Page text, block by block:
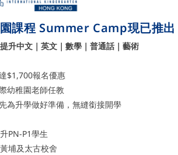
古校舍
下 (港鐵太古站E2出口)
黃埔校舍
坊低層地下LG01, 01A ,01B舖及高層地
黃埔站A出口)
vc_row]
課程 Summer Camp現已推
升中文｜英文｜數學｜普通話｜藝術
$1,700報名優惠
幼稚園老師任教
為升學做好準備，無縫銜接開學
PN-P1學生
埔及太古校舍